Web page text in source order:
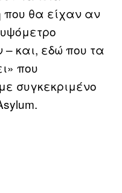
θα είχαν αν
– και, εδώ που τα
που
συγκεκριμένο